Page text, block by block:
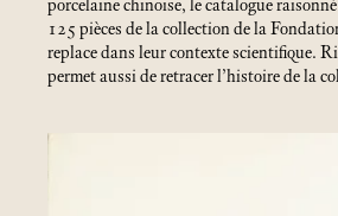
porcelaine chinoise, le catalogue
125 pièces de la collection de la
replace dans leur contexte scientifique.
permet aussi de retracer l’histoire de la